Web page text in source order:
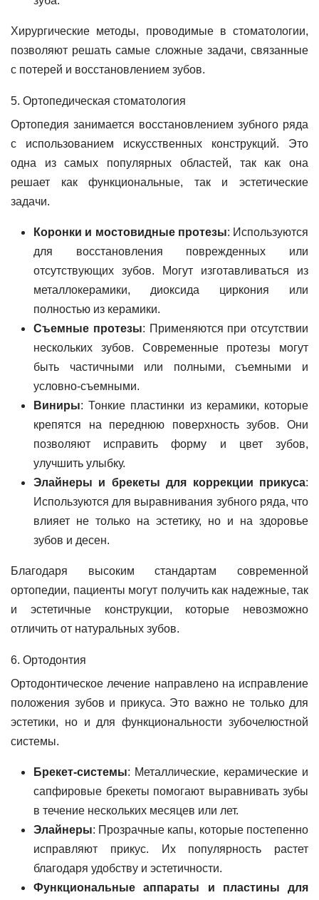
Хирургические методы, проводимые в стоматологии,
позволяют решать самые сложные задачи, связанные
с потерей и восстановлением зубов.
5. Ортопедическая стоматология
Ортопедия занимается восстановлением зубного ряда
с использованием искусственных конструкций. Это
одна из самых популярных областей, так как она
решает как функциональные, так и эстетические
задачи.
Коронки и мостовидные протезы: Используются
для восстановления поврежденных или
отсутствующих зубов. Могут изготавливаться из
металлокерамики, диоксида циркония или
полностью из керамики.
Съемные протезы: Применяются при отсутствии
нескольких зубов. Современные протезы могут
быть частичными или полными, съемными и
условно-съемными.
Виниры: Тонкие пластинки из керамики, которые
крепятся на переднюю поверхность зубов. Они
позволяют исправить форму и цвет зубов,
улучшить улыбку.
Элайнеры и брекеты для коррекции прикуса:
Используются для выравнивания зубного ряда, что
влияет не только на эстетику, но и на здоровье
зубов и десен.
Благодаря высоким стандартам современной
ортопедии, пациенты могут получить как надежные, так
и эстетичные конструкции, которые невозможно
отличить от натуральных зубов.
6. Ортодонтия
Ортодонтическое лечение направлено на исправление
положения зубов и прикуса. Это важно не только для
эстетики, но и для функциональности зубочелюстной
системы.
Брекет-системы: Металлические, керамические и
сапфировые брекеты помогают выравнивать зубы
в течение нескольких месяцев или лет.
Элайнеры: Прозрачные капы, которые постепенно
исправляют прикус. Их популярность растет
благодаря удобству и эстетичности.
Функциональные аппараты и пластины для